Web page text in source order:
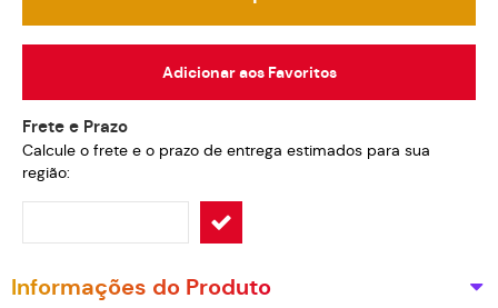
Adicionar aos Favoritos
Frete e Prazo
Calcule o frete e o prazo de entrega estimados para sua
região:
Informações do Produto